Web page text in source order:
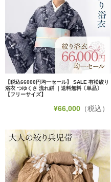
【税込66000円均一セール】 SALE 有松絞り
浴衣 つゆくさ 流れ絣 ｜送料無料〔単品〕
【フリーサイズ】
¥66,000 （税込）